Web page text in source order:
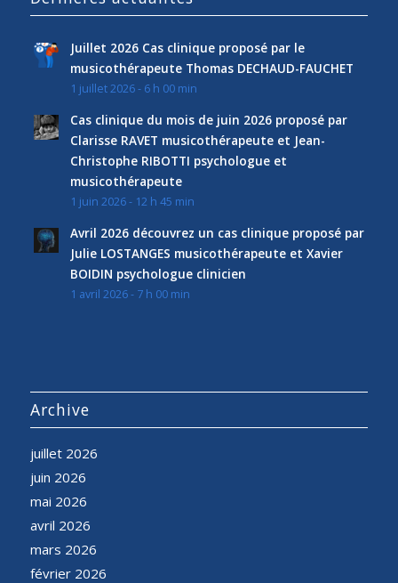
Juillet 2026 Cas clinique proposé par le
musicothérapeute Thomas DECHAUD-FAUCHET
1 juillet 2026 - 6 h 00 min
Cas clinique du mois de juin 2026 proposé par
Clarisse RAVET musicothérapeute et Jean-
Christophe RIBOTTI psychologue et
musicothérapeute
1 juin 2026 - 12 h 45 min
Avril 2026 découvrez un cas clinique proposé par
Julie LOSTANGES musicothérapeute et Xavier
BOIDIN psychologue clinicien
1 avril 2026 - 7 h 00 min
Archive
juillet 2026
juin 2026
mai 2026
avril 2026
mars 2026
février 2026